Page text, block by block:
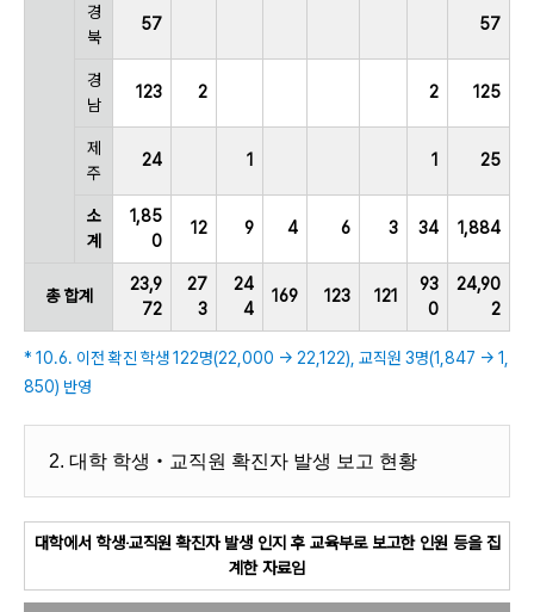
경
북
57 57
경
남
123 2 2 125
제
주
24 1 1 25
소
계
1,85
0
12 9 4 6 3 34 1,884
총 합계
23,9
72
27
3
24
4
169 123 121
93
0
24,90
2
* 10.6. 이전 확진 학생 122명(22,000 → 22,122), 교직원 3명(1,847 → 1,
850) 반영
2. 대학 학생‧교직원 확진자 발생 보고 현황
대학에서 학생‧교직원 확진자 발생 인지 후 교육부로 보고한 인원 등을 집
계한 자료임